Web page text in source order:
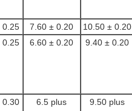
0.25 7.60 ± 0.20
10.50 ± 0.20
0.25 6.60 ± 0.20 9.40 ± 0.20
0.30
6.5 plus
9.50 plus